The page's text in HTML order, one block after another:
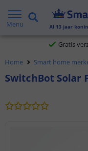
Menu Al 13 jaar
Gratis
Home Smart home
SwitchBot Solar